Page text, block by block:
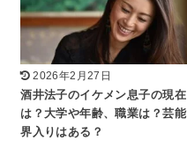
2026年2月27日
酒井法子のイケメン息子の現在
は？大学や年齢、職業は？芸能
界入りはある？